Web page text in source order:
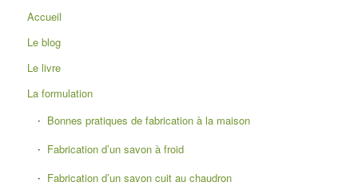
Accueil
Le blog
Le livre
La formulation
Bonnes pratiques de fabrication à la maison
Fabrication d’un savon à froid
Fabrication d’un savon cuit au chaudron